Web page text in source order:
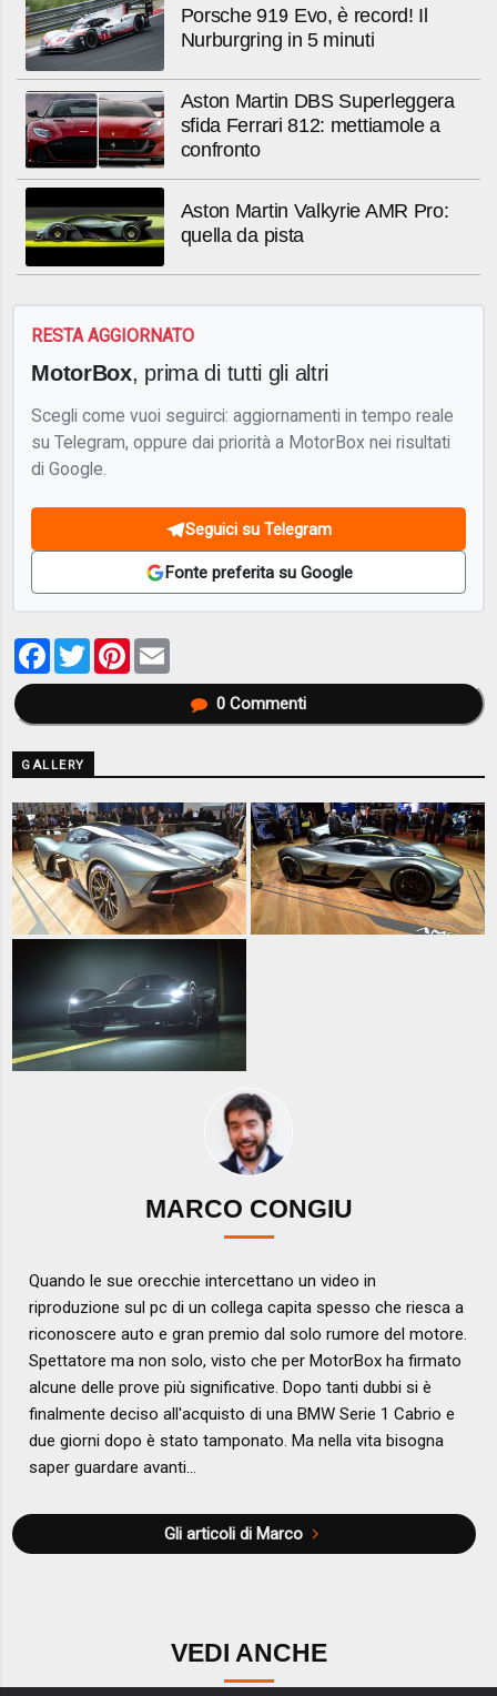
Porsche 919 Evo, è record! Il
Nurburgring in 5 minuti
Aston Martin DBS Superleggera
sfida Ferrari 812: mettiamole a
confronto
Aston Martin Valkyrie AMR Pro:
quella da pista
RESTA AGGIORNATO
MotorBox, prima di tutti gli altri
Scegli come vuoi seguirci: aggiornamenti in tempo reale
su Telegram, oppure dai priorità a MotorBox nei risultati
di Google.
Seguici su Telegram
Fonte preferita su Google
Facebook
TwitterPinterest
0Commenti
GALLERY
MARCO CONGIU
Quando le sue orecchie intercettano un video in
riproduzione sul pc di un collega capita spesso che riesca a
riconoscere auto e gran premio dal solo rumore del motore.
Spettatore ma non solo, visto che per MotorBox ha firmato
alcune delle prove più significative. Dopo tanti dubbi si è
finalmente deciso all'acquisto di una BMW Serie 1 Cabrio e
due giorni dopo è stato tamponato. Ma nella vita bisogna
saper guardare avanti...
Gli articoli di Marco
VEDI ANCHE